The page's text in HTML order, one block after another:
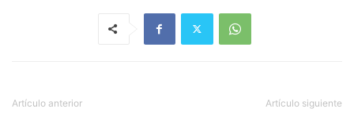
Artículo anterior Artículo siguiente